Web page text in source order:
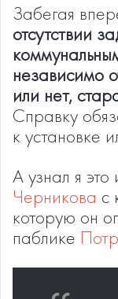
Забегая
отсутствии
независимо
или нет,
Справку
к установке
А узнал я
Черникова с
которую он
паблике